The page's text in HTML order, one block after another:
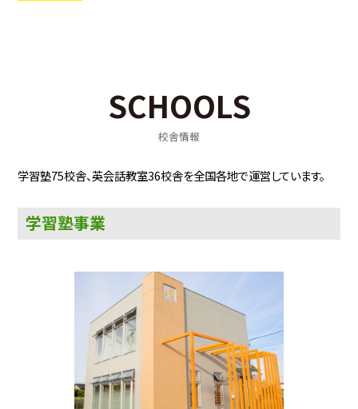
学習塾
みやび個別指導学院 鈴鹿神戸校 新規開校！
三重県鈴鹿市にみやび個別指導学院 鈴鹿
みやび個別指導学院 坂井校 新規開校！
福井県坂井市にみやび個別指導学院 坂井
校が新規開校しました！
SCHOOLS
校舎情報
学習塾75校舎、英会話教室36校舎を全国各地で運営しています。
学習塾事業